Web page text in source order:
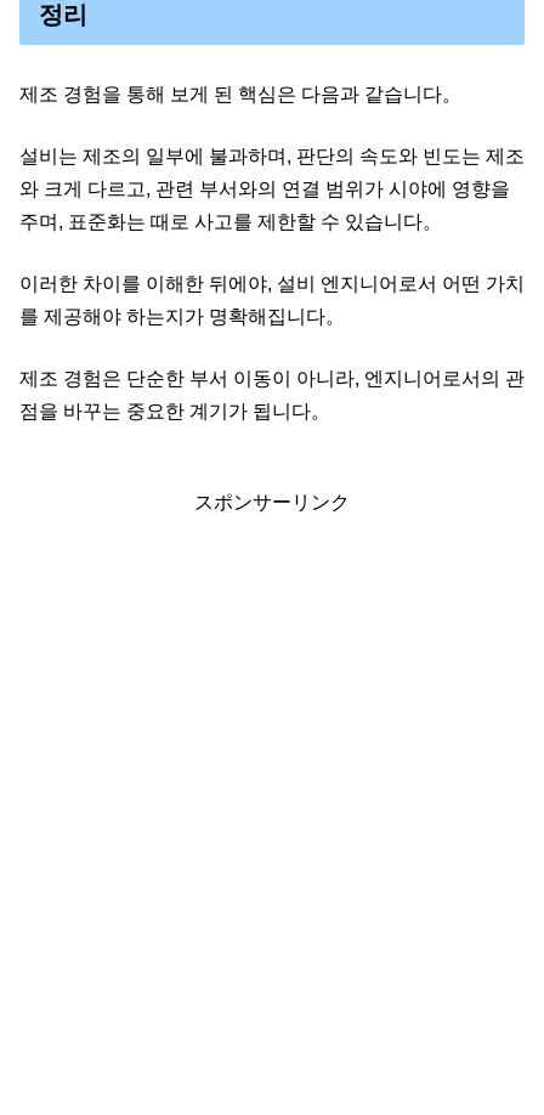
정리
제조 경험을 통해 보게 된 핵심은 다음과 같습니다。
설비는 제조의 일부에 불과하며, 판단의 속도와 빈도는 제조
와 크게 다르고, 관련 부서와의 연결 범위가 시야에 영향을
주며, 표준화는 때로 사고를 제한할 수 있습니다。
이러한 차이를 이해한 뒤에야, 설비 엔지니어로서 어떤 가치
를 제공해야 하는지가 명확해집니다。
제조 경험은 단순한 부서 이동이 아니라, 엔지니어로서의 관
점을 바꾸는 중요한 계기가 됩니다。
スポンサーリンク